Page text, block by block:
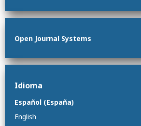
Open Journal Systems
Idioma
Español (España)
English